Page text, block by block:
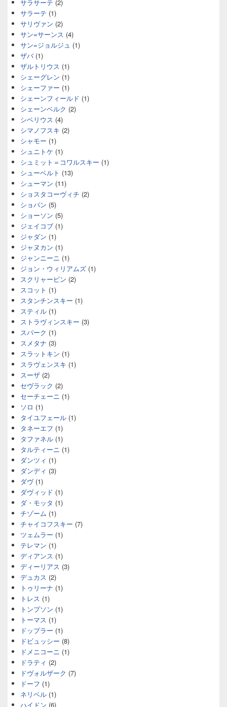
サラサーテ (2)
サラーテ (1)
サリヴァン (2)
サン=サーンス (4)
サン=ジョルジュ (1)
ザバ(1)
ザルトリウス (1)
シェーグレン (1)
シェーファー (1)
シェーンフィールド (1)
シェーンベルク (2)
シベリウス (4)
シマノフスキ (2)
シャモー (1)
シュニトケ (1)
シュミット＝コワルスキー (1)
シューベルト (13)
シューマン (11)
ショスタコーヴィチ (2)
ショパン (5)
ショーソン (5)
ジェイコブ (1)
ジャダン (1)
ジャヌカン (1)
ジャンニーニ (1)
ジョン・ウィリアムズ (1)
スクリャービン (2)
スコット (1)
スタンチンスキー (1)
スティル (1)
ストラヴィンスキー (3)
スパーク (1)
スメタナ (3)
スラットキン (1)
スラヴェンスキ (1)
スーザ (2)
セヴラック (2)
セーチェーニ (1)
ソロ (1)
タイユフェール (1)
タネーエフ (1)
タファネル (1)
タルティーニ (1)
ダンツィ (1)
ダンディ (3)
ダヴ(1)
ダヴィッド (1)
ダ・モッタ (1)
チゾーム (1)
チャイコフスキー (7)
ツェムラー (1)
テレマン (1)
ディアンス (1)
ディーリアス (3)
デュカス (2)
トゥリーナ (1)
トレス (1)
トンプソン (1)
トーマス (1)
ドップラー (1)
ドビュッシー (8)
ドメニコーニ (1)
ドラティ (2)
ドヴォルザーク (7)
ドーフ (1)
ネリベル (1)
ハイドン (6)